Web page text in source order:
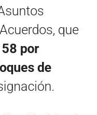
que
58 por
de